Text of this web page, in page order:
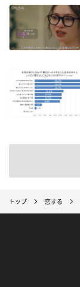
トップ 恋する